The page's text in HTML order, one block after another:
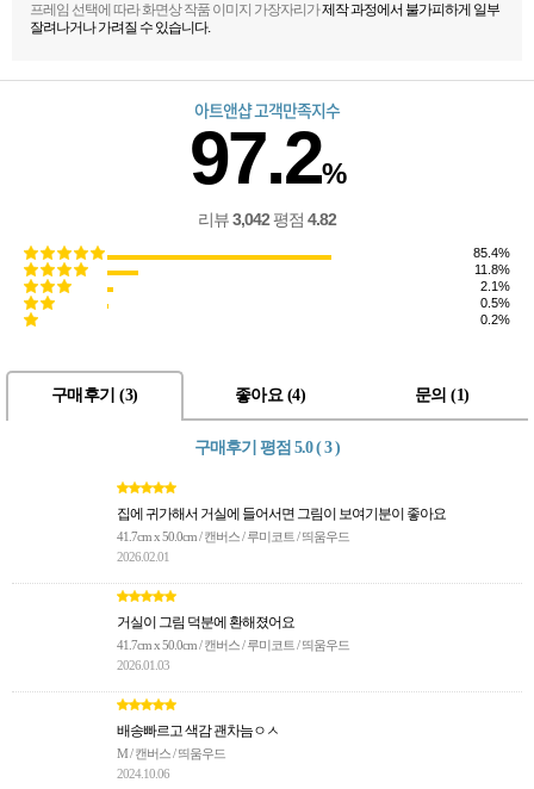
프레임 선택에 따라 화면상 작품 이미지 가장자리가제작 과정에서 불가피하게 일부
잘려나거나 가려질 수 있습니다.
아트앤샵 고객만족지수
97.2%
리뷰3,042평점 4.82
85.4%
11.8%
2.1%
0.5%
0.2%
구매후기 (3) 좋아요 (4) 문의 (1)
구매후기 평점 5.0 ( 3 )
집에 귀가해서 거실에 들어서면 그림이 보여기분이 좋아요
41.7cm x 50.0cm / 캔버스 / 루미코트 / 띄움우드
2026.02.01
거실이 그림 덕분에 환해졌어요
41.7cm x 50.0cm / 캔버스 / 루미코트 / 띄움우드
2026.01.03
배송빠르고 색감 괜차늠ㅇㅅ
M / 캔버스 / 띄움우드
2024.10.06